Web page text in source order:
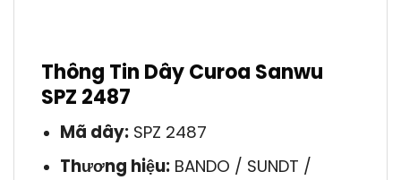
Thông Tin Dây Curoa Sanwu
SPZ 2487
Mã dây:SPZ 2487
Thương hiệu:BANDO / SUNDT /